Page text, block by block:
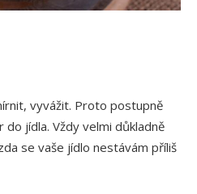
vyvážit. Proto postupně
jídla. Vždy velmi důkladně
se vaše jídlo nestávám příliš